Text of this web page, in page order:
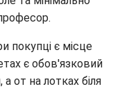
є місце
є обов'язковий
а от на лотках біля